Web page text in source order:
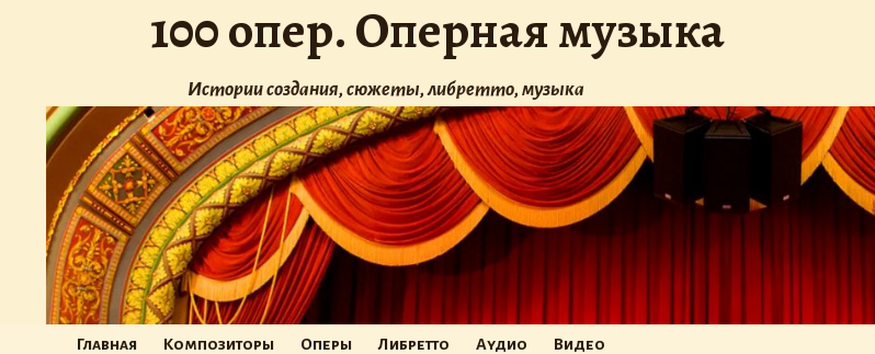
100 опер. Оперная музыка
Истории создания, сюжеты, либретто, музыка
Главная Композиторы Оперы Либретто Аудио Видео